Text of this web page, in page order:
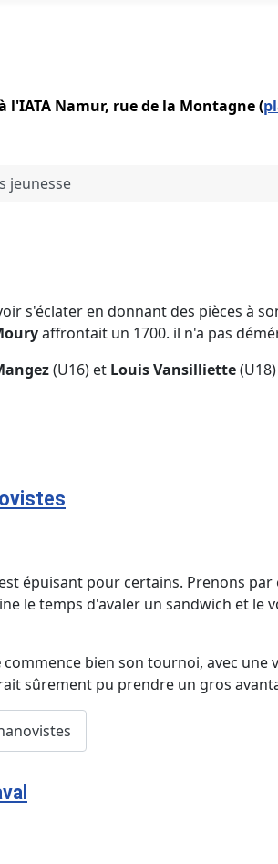
l'IATA Namur, rue de la Montagne (
jeunesse
s'éclater en donnant des pièces à
affrontait un 1700. il n'a pas
(U16) et Louis Vansilliette
épuisant pour certains. Prenons par
le temps d'avaler un sandwich et
commence bien son tournoi, avec
sûrement pu prendre un gros